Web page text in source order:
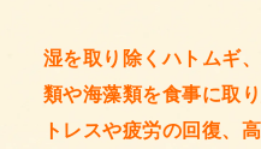
湿を取り除くハトムギ
類や海藻類を食事に取
トレスや疲労の回復、